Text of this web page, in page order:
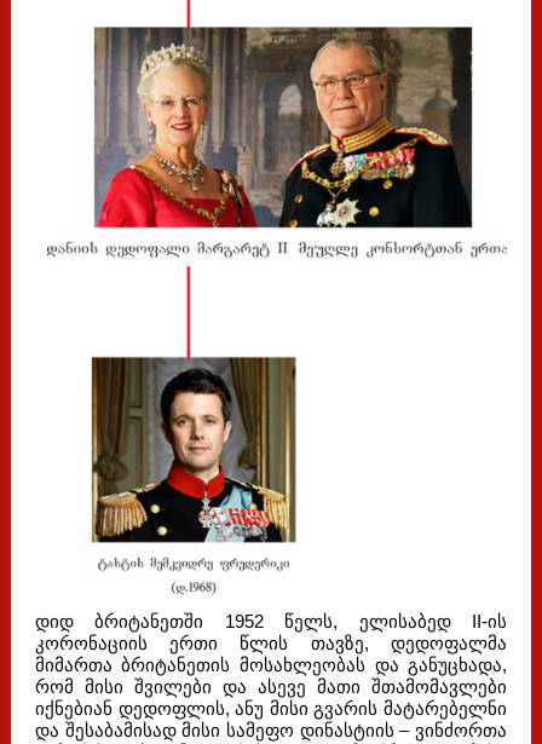
დიდ ბრიტანეთში 1952 წელს, ელისაბედ II-ის
კორონაციის ერთი წლის თავზე, დედოფალმა
მიმართა ბრიტანეთის მოსახლეობას და განუცხადა,
რომ მისი შვილები და ასევე მათი შთამომავლები
იქნებიან დედოფლის, ანუ მისი გვარის მატარებელნი
და შესაბამისად მისი სამეფო დინასტიის – ვინძორთა